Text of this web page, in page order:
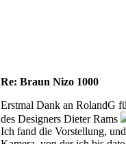
Re: Braun Nizo 1000
Erstmal Dank an RolandG
des Designers Dieter Rams
Ich fand die Vorstellung,